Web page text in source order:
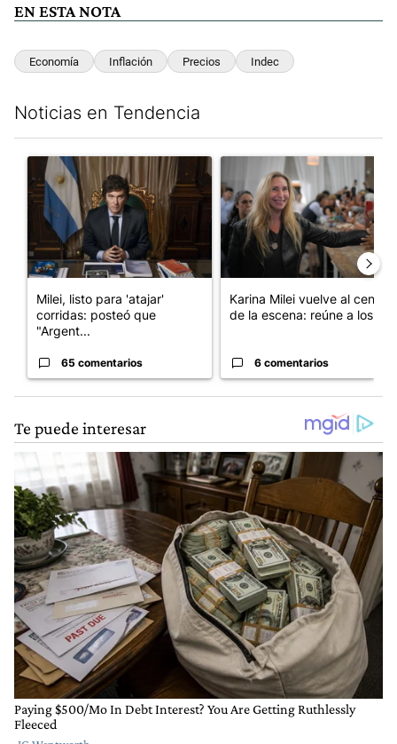
EN ESTA NOTA
Economía Inflación Precios Indec
Noticias en Tendencia
Un artículo de tendencia con el título "Milei, listo para 'atajar'
Milei, listo para 'atajar'
corridas: posteó que
"Argent...
65 comentarios
Un artículo de tendencia
Karina Milei vuelve al centro
de la escena: reúne a los...
6 comentarios